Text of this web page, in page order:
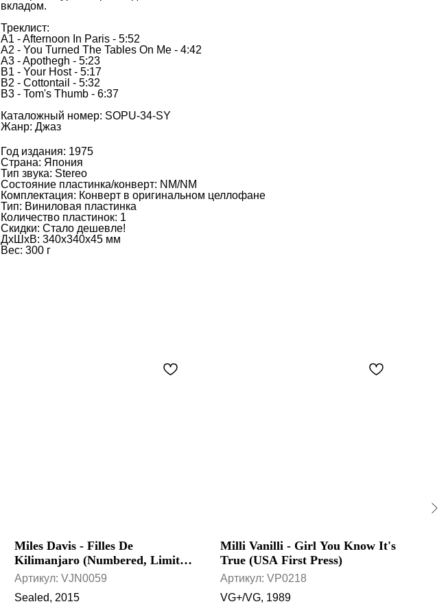
вкладом.
Треклист:
A1 - Afternoon In Paris - 5:52
A2 - You Turned The Tables On Me - 4:42
A3 - Apothegh - 5:23
B1 - Your Host - 5:17
B2 - Cottontail - 5:32
B3 - Tom's Thumb - 6:37
Каталожный номер: SOPU-34-SY
Жанр: Джаз
Год издания: 1975
Страна: Япония
Тип звука: Stereo
Состояние пластинка/конверт: NM/NM
Комплектация: Конверт в оригинальном целлофане
Тип: Виниловая пластинка
Количество пластинок: 1
Скидки: Стало дешевле!
ДxШxВ: 340x340x45 мм
Вес: 300 г
Miles Davis - Filles De
Kilimanjaro (Numbered, Limited
Edition, 45 RPM, MFSL)
Артикул: VJN0059
Sealed, 2015
Milli Vanilli - Girl You Know It's
True (USA First Press)
Артикул: VP0218
VG+/VG, 1989